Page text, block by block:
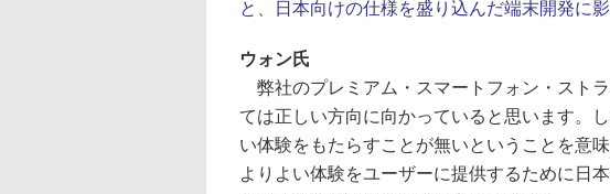
と、日本向けの仕様を盛り込んだ端末開発に
ウォン氏
弊社のプレミアム・スマートフォン・スト
ては正しい方向に向かっていると思います。
い体験をもたらすことが無いということを意
よりよい体験をユーザーに提供するために日